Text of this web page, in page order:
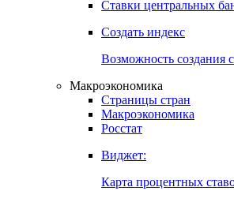
Ставки центральных
Создать индекс
Возможность создания
Макроэкономика
Страницы стран
Макроэкономика
Росстат
Виджет:
Карта процентных